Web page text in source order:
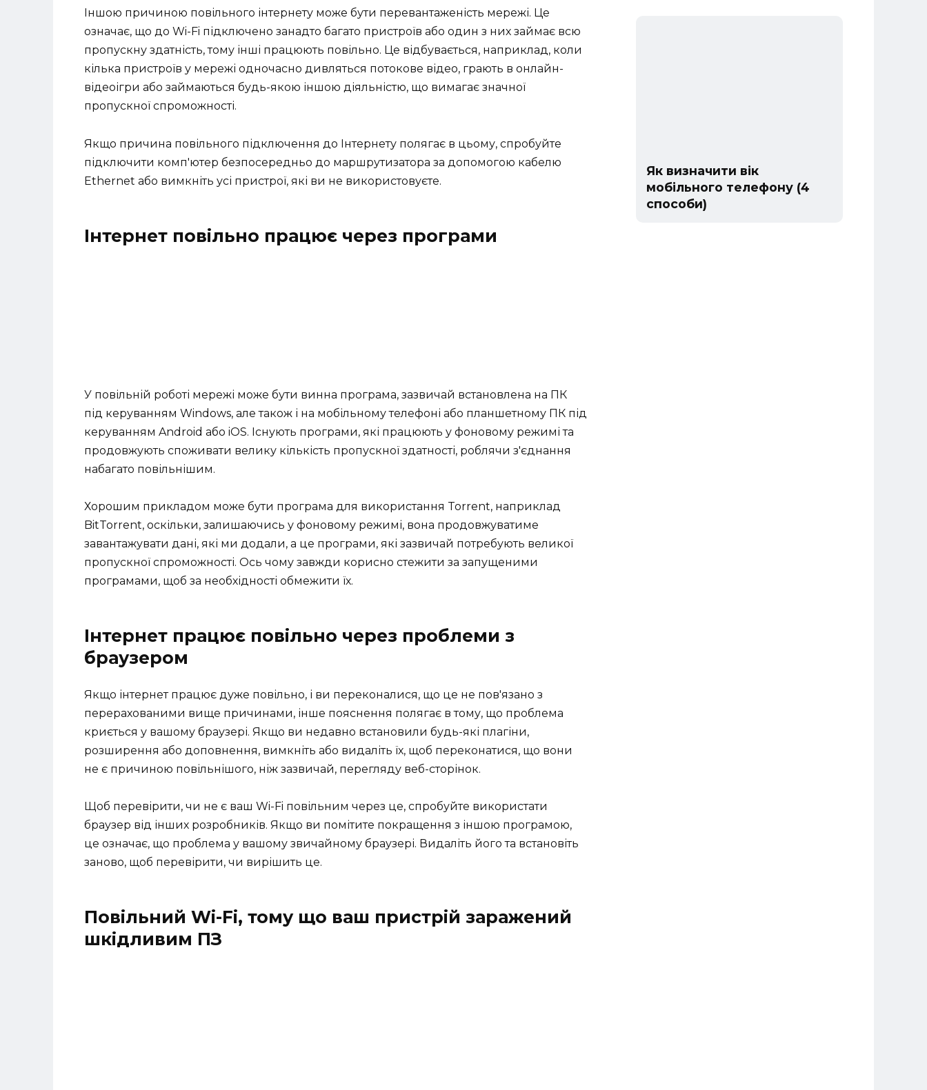
Іншою причиною повільного інтернету може бути перевантаженість мережі. Це
означає, що до Wi-Fi підключено занадто багато пристроїв або один з них займає всю
пропускну здатність, тому інші працюють повільно. Це відбувається, наприклад, коли
кілька пристроїв у мережі одночасно дивляться потокове відео, грають в онлайн-
відеоігри або займаються будь-якою іншою діяльністю, що вимагає значної
пропускної спроможності.
Якщо причина повільного підключення до Інтернету полягає в цьому, спробуйте
підключити комп'ютер безпосередньо до маршрутизатора за допомогою кабелю
Ethernet або вимкніть усі пристрої, які ви не використовуєте.
Інтернет повільно працює через програми
У повільній роботі мережі може бути винна програма, зазвичай встановлена на ПК
під керуванням Windows, але також і на мобільному телефоні або планшетному ПК під
керуванням Android або iOS. Існують програми, які працюють у фоновому режимі та
продовжують споживати велику кількість пропускної здатності, роблячи з'єднання
набагато повільнішим.
Хорошим прикладом може бути програма для використання Torrent, наприклад
BitTorrent, оскільки, залишаючись у фоновому режимі, вона продовжуватиме
завантажувати дані, які ми додали, а це програми, які зазвичай потребують великої
пропускної спроможності. Ось чому завжди корисно стежити за запущеними
програмами, щоб за необхідності обмежити їх.
Інтернет працює повільно через проблеми з
браузером
Якщо інтернет працює дуже повільно, і ви переконалися, що це не пов'язано з
перерахованими вище причинами, інше пояснення полягає в тому, що проблема
криється у вашому браузері. Якщо ви недавно встановили будь-які плагіни,
розширення або доповнення, вимкніть або видаліть їх, щоб переконатися, що вони
не є причиною повільнішого, ніж зазвичай, перегляду веб-сторінок.
Щоб перевірити, чи не є ваш Wi-Fi повільним через це, спробуйте використати
браузер від інших розробників. Якщо ви помітите покращення з іншою програмою,
це означає, що проблема у вашому звичайному браузері. Видаліть його та встановіть
заново, щоб перевірити, чи вирішить це.
Повільний Wi-Fi, тому що ваш пристрій заражений
шкідливим ПЗ
Як визначити вік
мобільного телефону (4
способи)